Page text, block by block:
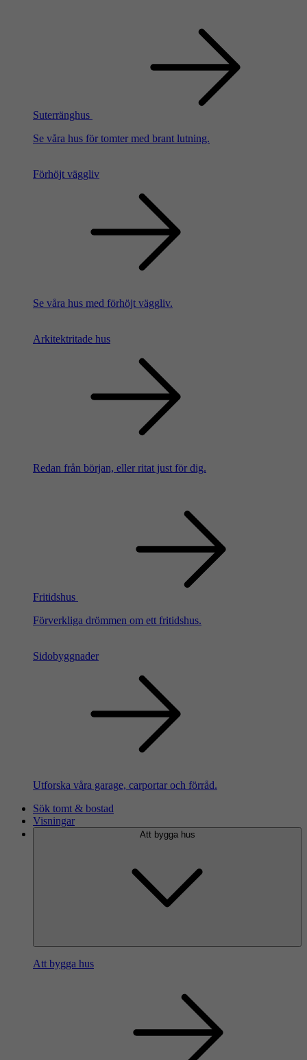
Suterränghus
Se våra hus för tomter med brant lutning.
Förhöjt väggliv
Se våra hus med förhöjt väggliv.
Arkitektritade hus
Redan från början, eller ritat just för dig.
Fritidshus
Förverkliga drömmen om ett fritidshus.
Sidobyggnader
Utforska våra garage, carportar och förråd.
Sök tomt & bostad
Visningar
Att bygga hus
Att bygga hus